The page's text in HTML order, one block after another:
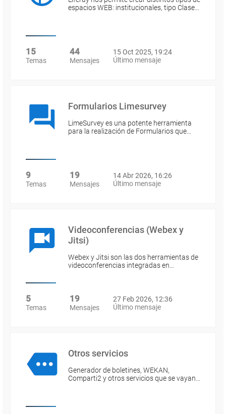
espacios WEB: institucionales, tipo Clase…
15
Temas
44
Mensajes
15 Oct 2025, 19:24
Último mensaje
Formularios Limesurvey
LimeSurvey es una potente herramienta
para la realización de Formularios que…
9
Temas
19
Mensajes
14 Abr 2026, 16:26
Último mensaje
Videoconferencias (Webex y
Jitsi)
Webex y Jitsi son las dos herramientas de
videoconferencias integradas en…
5
Temas
19
Mensajes
27 Feb 2026, 12:36
Último mensaje
Otros servicios
Generador de boletines, WEKAN,
Comparti2 y otros servicios que se vayan…